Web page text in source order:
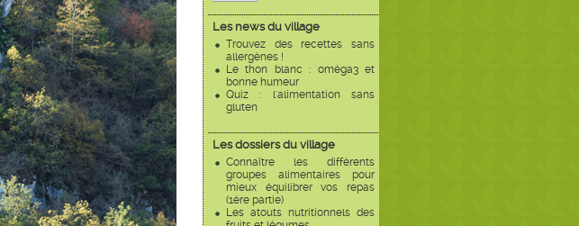
Les news du village
Trouvez des recettes sans
allergènes !
Le thon blanc : oméga3 et
bonne humeur
Quiz : l'alimentation sans
gluten
Les dossiers du village
Connaître les différents
groupes alimentaires pour
mieux équilibrer vos repas
(1ère partie)
Les atouts nutritionnels des